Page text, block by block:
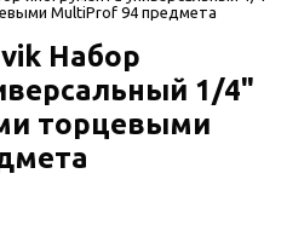
Набор
1/4"
торцевыми